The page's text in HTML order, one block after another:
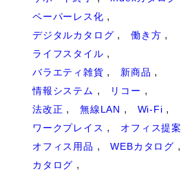
ペーパーレス化
デジタルカタログ
働き方
ライフスタイル
バラエティ雑貨
新商品
情報システム
リコー
法改正
無線LAN
Wi-Fi
ワークプレイス
オフィス提案
オフィス用品
WEBカタログ
カタログ